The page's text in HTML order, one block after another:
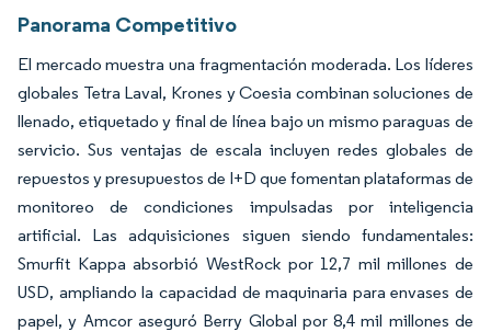
Panorama Competitivo
El mercado muestra una fragmentación moderada. Los líderes
globales Tetra Laval, Krones y Coesia combinan soluciones de
llenado, etiquetado y final de línea bajo un mismo paraguas de
servicio. Sus ventajas de escala incluyen redes globales de
repuestos y presupuestos de I+D que fomentan plataformas de
monitoreo de condiciones impulsadas por inteligencia
artificial. Las adquisiciones siguen siendo fundamentales:
Smurfit Kappa absorbió WestRock por 12,7 mil millones de
USD, ampliando la capacidad de maquinaria para envases de
papel, y Amcor aseguró Berry Global por 8,4 mil millones de